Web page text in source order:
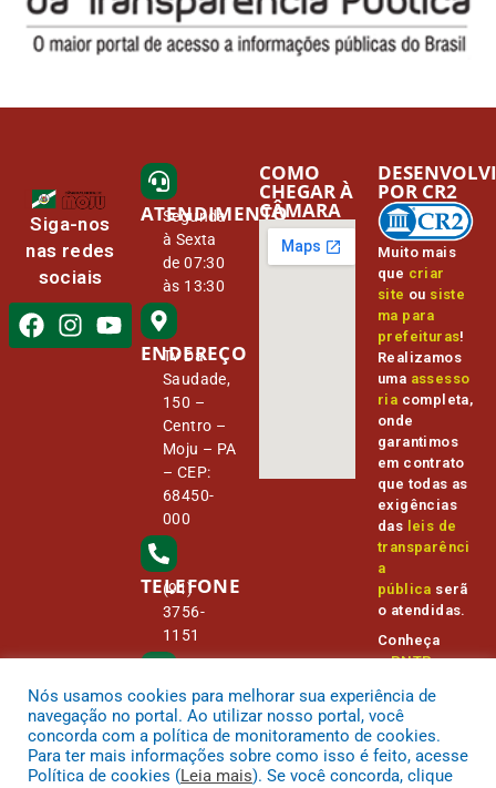
Siga-nos
nas redes
sociais
ATENDIMENTO
Segunda
à Sexta
de 07:30
às 13:30
ENDEREÇO
Tv Da
Saudade,
150 –
Centro –
Moju – PA
– CEP:
68450-
000
TELEFONE
(91)
3756-
1151
E-MAIL
camara@
cmmoju.p
a.gov.br
COMO
CHEGAR À
CÂMARA
Muito mais
que criar
site ou siste
ma para
prefeituras!
Realizamos
uma assesso
ria completa,
onde
garantimos
em contrato
que todas as
exigências
das leis de
transparênci
a
pública serã
o atendidas.
Conheça
oPNTPe
Transparênc
ia Pública
POR CR2
Nós usamos cookies para melhorar sua experiência de
navegação no portal. Ao utilizar nosso portal, você
concorda com a política de monitoramento de cookies.
Para ter mais informações sobre como isso é feito, acesse
Política de cookies (Leia mais). Se você concorda, clique